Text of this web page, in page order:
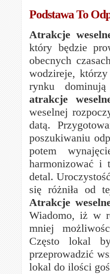
Podstawa To
Atrakcje
który będzie
obecnych
wodzireje,
rynku
atrakcje
weselnej
datą.
poszukiwaniu
potem
harmonizować i
detal.
się różniła od
Atrakcje
Wiadomo, iż w
mniej
Często lokal
przeprowadzić
lokal do ilości